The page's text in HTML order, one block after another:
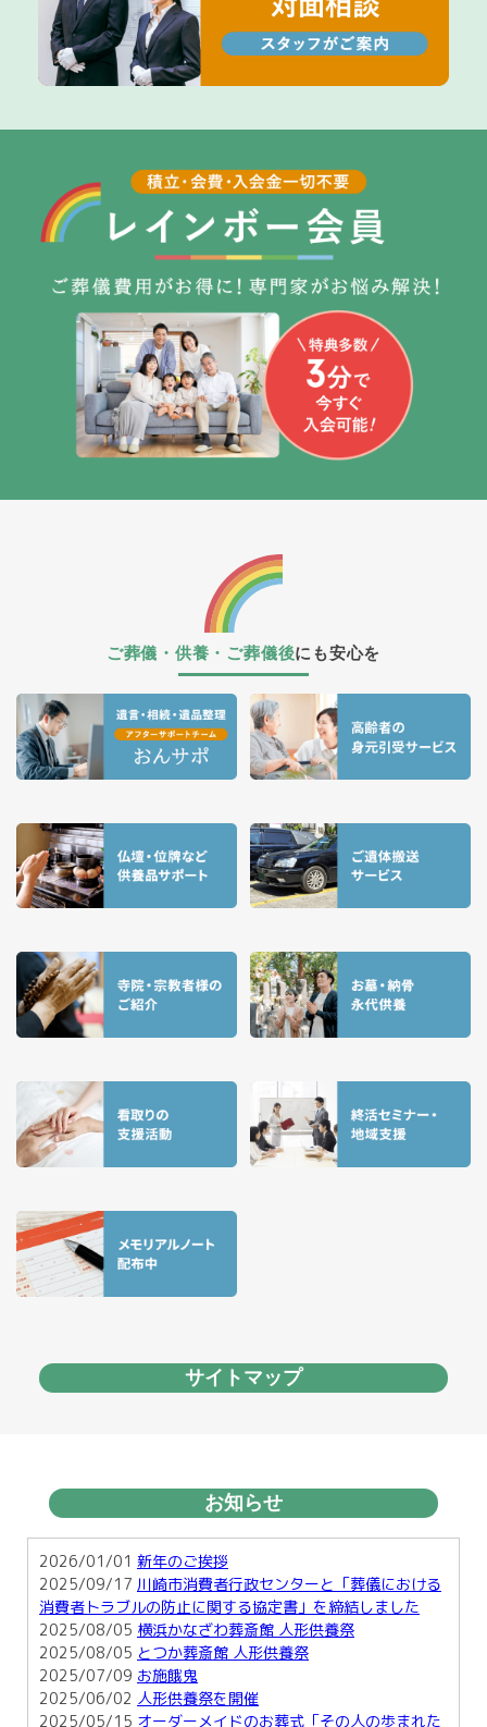
ご葬儀・供養・ご葬儀後にも安心を
サイトマップ
お知らせ
2026/01/01 新年のご挨拶
2025/09/17 川崎市消費者行政センターと「葬儀における
消費者トラブルの防止に関する協定書」を締結しました
2025/08/05 横浜かなざわ葬斎館 人形供養祭
2025/08/05 とつか葬斎館 人形供養祭
2025/07/09 お施餓鬼
2025/06/02 人形供養祭を開催
2025/05/15 オーダーメイドのお葬式「その人の歩まれた